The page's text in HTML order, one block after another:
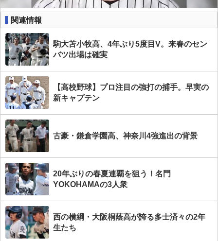
関連情報
駒大苫小牧高、4年ぶり5度目V。来春のセン
バツ出場は確実
【高校野球】プロ注目の強打の捕手。早実の
新キャプテン
古豪・鎌倉学園高、神奈川4強進出の背景
20年ぶりの春夏連覇を狙う！名門
YOKOHAMAの3人衆
西の横綱・大阪桐蔭高が誇る多士済々の2年
生たち